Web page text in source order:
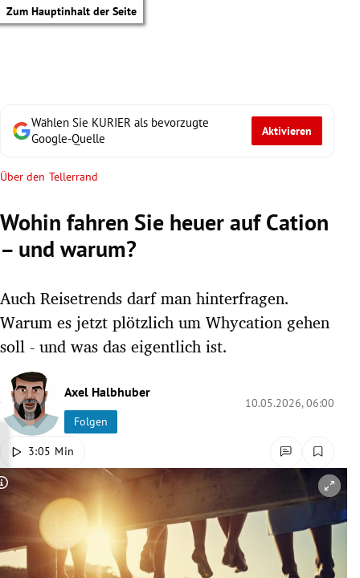
Zum Hauptinhalt der Seite
Untermenü
Untermenü
Untermenü
Untermenü
Untermenü
Untermenü
Untermenü
Wählen Sie KURIER als bevorzugte
Google-Quelle
Aktivieren
Über den Tellerrand
Wohin fahren Sie heuer auf Cation
– und warum?
Auch Reisetrends darf man hinterfragen.
Warum es jetzt plötzlich um Whycation gehen
soll - und was das eigentlich ist.
Axel Halbhuber
Folgen
10.05.2026, 06:00
3:05 Min
Copyright-Hinweis öffnen/schließen